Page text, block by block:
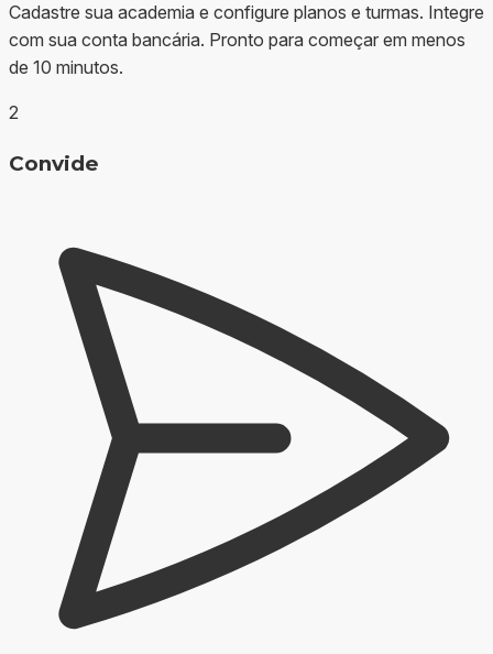
Cadastre sua academia e configure planos e turmas. Integre
com sua conta bancária. Pronto para começar em menos
de 10 minutos.
2
Convide